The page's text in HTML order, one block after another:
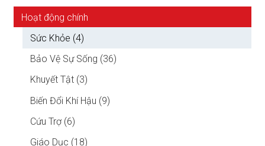
Hoạt động chính
Sức Khỏe (4)
Bảo Vệ Sự Sống (36)
Khuyết Tật (3)
Biến Đổi Khí Hậu (9)
Cứu Trợ (6)
Giáo Dục (18)